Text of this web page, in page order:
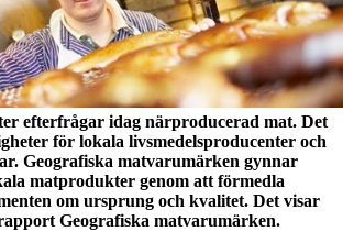
efterfrågar idag närproducerad mat. Det
för lokala livsmedelsproducenter och
Geografiska matvarumärken gynnar
matprodukter genom att förmedla
om ursprung och kvalitet. Det visar
Geografiska matvarumärken.